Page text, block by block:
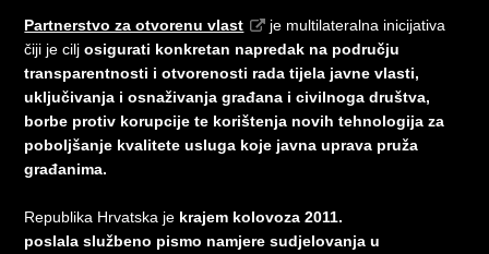
Partnerstvo za otvorenu vlast
je multilateralna inicijativa
čiji je ciljosigurati konkretan napredak na području
transparentnosti i otvorenosti rada tijela javne vlasti,
uključivanja i osnaživanja građana i civilnoga društva,
borbe protiv korupcije te korištenja novih tehnologija za
poboljšanje kvalitete usluga koje javna uprava pruža
građanima.
Republika Hrvatska je krajem kolovoza 2011.
poslala službeno pismo namjere sudjelovanja u